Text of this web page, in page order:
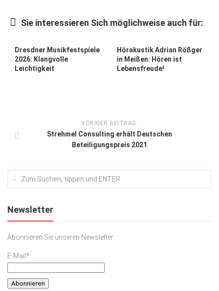
Ausflug & Reise
Podcast
Sie interessieren Sich möglichweise auch für:
Dresdner Musikfestspiele
2026: Klangvolle
Leichtigkeit
Hörakustik Adrian Rößger
in Meißen: Hören ist
Lebensfreude!
VORIGER BEITRAG:
Strehmel Consulting erhält Deutschen
Beteiligungspreis 2021
Newsletter
Abonnieren Sie unseren Newsletter
E-Mail*